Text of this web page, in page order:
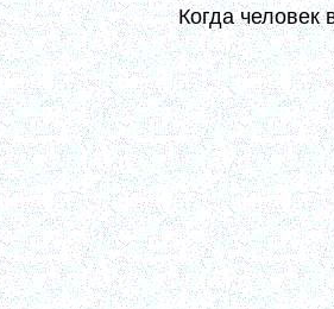
Когда
При таком сердечном
переходит все внутрь
внутренность, и, что он ни
сознанием и вниманием. Он
намерения и желания и
на исполнение всякой
заглаждает чувством
приболезненным
своей немощи. И Бог,
(10, 228)